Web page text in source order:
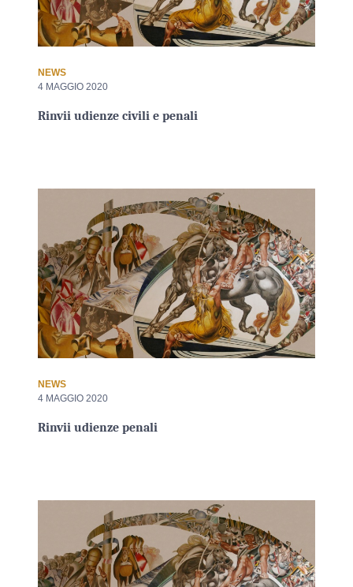
NEWS
4 MAGGIO 2020
Rinvii udienze civili e penali
NEWS
4 MAGGIO 2020
Rinvii udienze penali